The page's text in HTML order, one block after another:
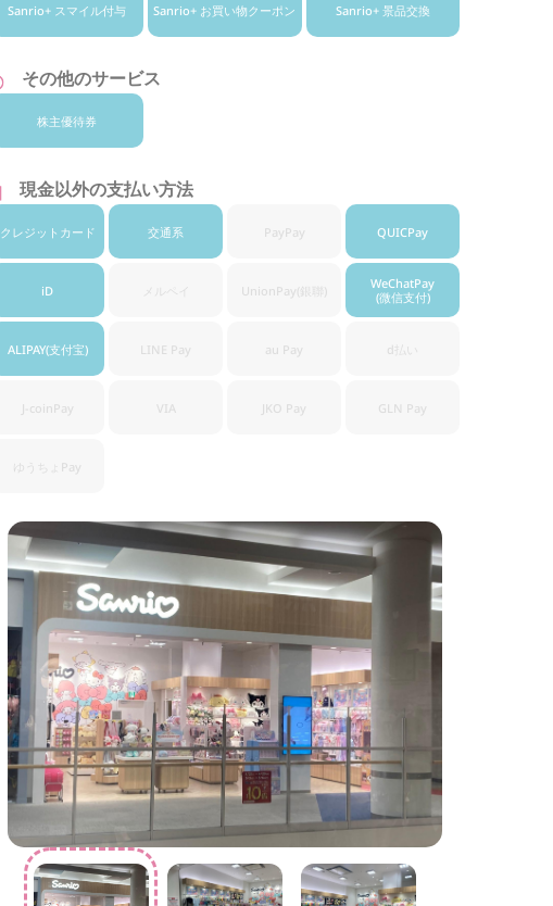
Sanrio+ スマイル付与 Sanrio+ お買い物クーポン Sanrio+ 景品交換
その他のサービス
株主優待券
現金以外の支払い方法
クレジット カード 交通系 PayPay QUICPay
iD UnionPay(銀聯)
WeChatPay
(微信支付)
ALIPAY(支付宝) LINE Pay au Pay d払い
J-coinPay VIA JKO Pay GLN Pay
ゆうちょ Pay